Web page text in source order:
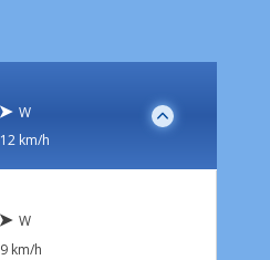
W
12 km/h
W
9 km/h